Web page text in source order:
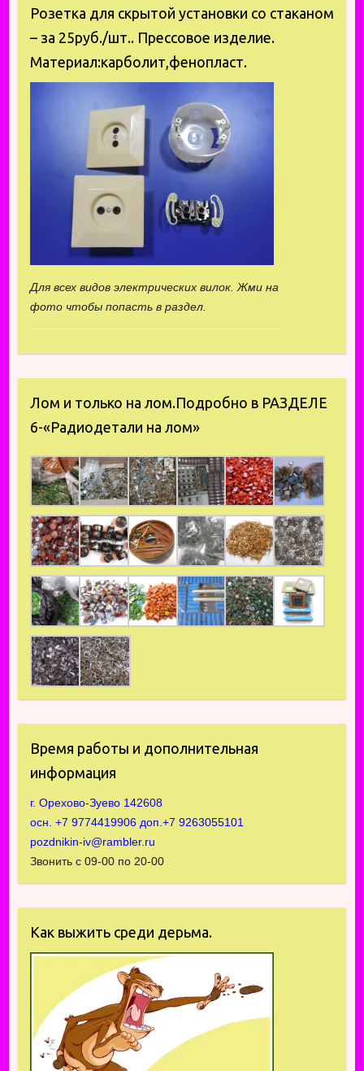
Розетка для скрытой установки со стаканом
– за 25руб./шт.. Прессовое изделие.
Материал:карболит,фенопласт.
Для всех видов электрических вилок. Жми на
фото чтобы попасть в раздел.
Лом и только на лом.Подробно в РАЗДЕЛЕ
6-«Радиодетали на лом»
Время работы и дополнительная
информация
г. Орехово-Зуево 142608
осн. +7 9774419906 доп.+7 9263055101
pozdnikin-iv@rambler.ru
Звонить с 09-00 по 20-00
Как выжить среди дерьма.